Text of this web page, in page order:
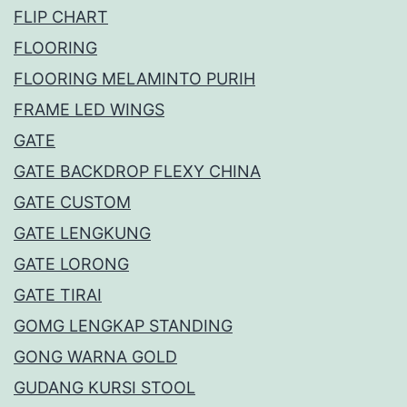
FLIP CHART
FLOORING
FLOORING MELAMINTO PURIH
FRAME LED WINGS
GATE
GATE BACKDROP FLEXY CHINA
GATE CUSTOM
GATE LENGKUNG
GATE LORONG
GATE TIRAI
GOMG LENGKAP STANDING
GONG WARNA GOLD
GUDANG KURSI STOOL